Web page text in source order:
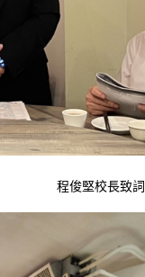
程俊堅校長致詞